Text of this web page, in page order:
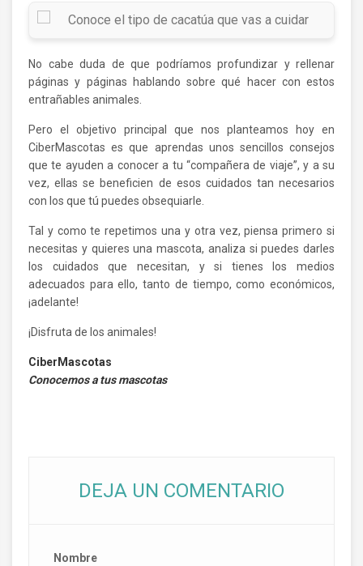
No cabe duda de que podríamos profundizar y rellenar
páginas y páginas hablando sobre qué hacer con estos
entrañables animales.
Pero el objetivo principal que nos planteamos hoy en
CiberMascotas es que aprendas unos sencillos consejos
que te ayuden a conocer a tu “compañera de viaje”, y a su
vez, ellas se beneficien de esos cuidados tan necesarios
con los que tú puedes obsequiarle.
Tal y como te repetimos una y otra vez, piensa primero si
necesitas y quieres una mascota, analiza si puedes darles
los cuidados que necesitan, y si tienes los medios
adecuados para ello, tanto de tiempo, como económicos,
¡adelante!
¡Disfruta de los animales!
CiberMascotas
Conocemos a tus mascotas
DEJA UN COMENTARIO
Nombre